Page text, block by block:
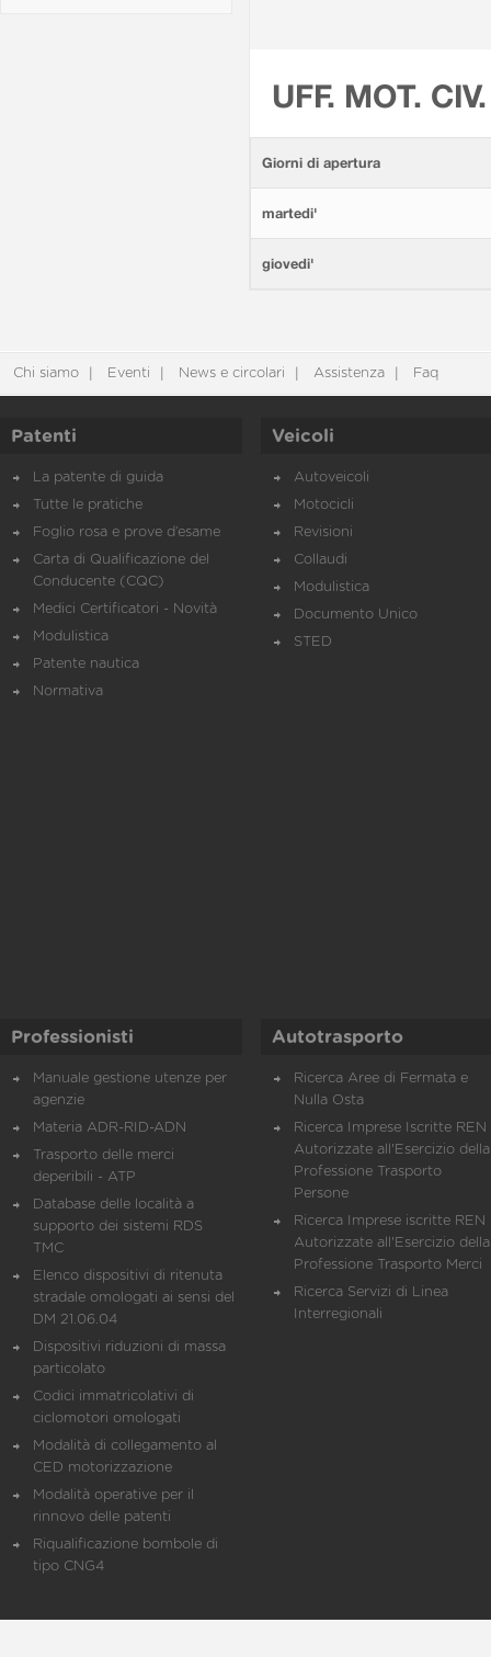
UFF. MOT.
Giorni di apertura
martedi'
giovedi'
Chi siamo Eventi News e circolari Assistenza Faq
Patenti
La patente di guida
Tutte le pratiche
Foglio rosa e prove d’esame
Carta di Qualificazione del
Conducente (CQC)
Medici Certificatori - Novità
Modulistica
Patente nautica
Normativa
Veicoli
Autoveicoli
Motocicli
Revisioni
Collaudi
Modulistica
Documento Unico
STED
Professionisti
Manuale gestione utenze per
agenzie
Materia ADR-RID-ADN
Trasporto delle merci
deperibili - ATP
Database delle località a
supporto dei sistemi RDS
TMC
Elenco dispositivi di ritenuta
stradale omologati ai sensi del
DM 21.06.04
Dispositivi riduzioni di massa
particolato
Codici immatricolativi di
ciclomotori omologati
Modalità di collegamento al
CED motorizzazione
Modalità operative per il
rinnovo delle patenti
Riqualificazione bombole di
tipo CNG4
Autotrasporto
Ricerca Aree di Fermata e
Nulla Osta
Ricerca Imprese Iscritte REN
Autorizzate all'Esercizio della
Professione Trasporto
Persone
Ricerca Imprese iscritte REN
Autorizzate all'Esercizio della
Professione Trasporto Merci
Ricerca Servizi di Linea
Interregionali